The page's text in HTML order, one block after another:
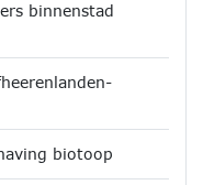
binnenstad
biotoop